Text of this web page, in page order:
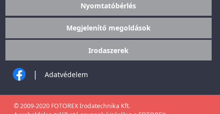
Nyomtatóbérlés
Megjelenítő megoldások
Irodaszerek
| Adatvédelem
© 2009-2020 FOTOREX Irodatechnika Kft.